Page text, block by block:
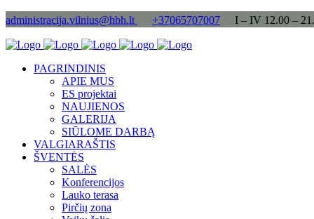
administracija.vilnius@hbh.lt +37065707007 I – IV 12.00 –
PAGRINDINIS
APIE MUS
ES projektai
NAUJIENOS
GALERIJA
SIŪLOME DARBĄ
VALGIARAŠTIS
ŠVENTĖS
SALĖS
Konferencijos
Lauko terasa
Pirčių zona